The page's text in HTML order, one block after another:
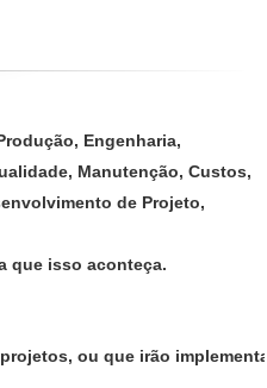
Engenharia,
Manutenção, Custos,
de Projeto,
que isso aconteça.
ou que irão implementar